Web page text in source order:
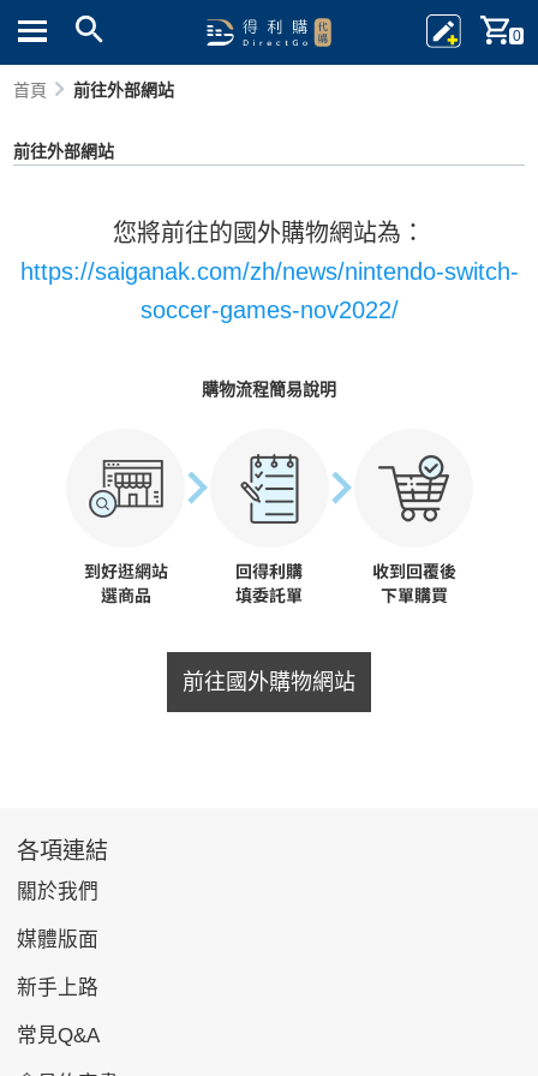
0
首頁 前往外部網站
前往外部網站
您將前往的國外購物網站為：
https://saiganak.com/zh/news/nintendo-switch-
soccer-games-nov2022/
購物流程簡易說明
前往國外購物網站
各項連結
關於我們
媒體版面
新手上路
常見Q&A